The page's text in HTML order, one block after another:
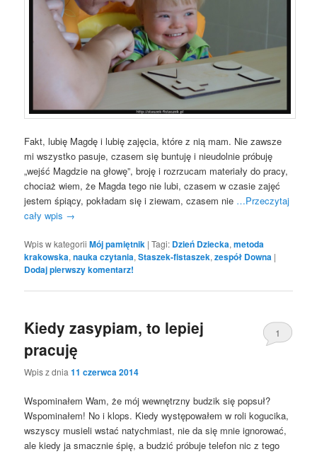
Fakt, lubię Magdę i lubię zajęcia, które z nią mam. Nie zawsze
mi wszystko pasuje, czasem się buntuję i nieudolnie próbuję
„wejść Magdzie na głowę”, broję i rozrzucam materiały do pracy,
chociaż wiem, że Magda tego nie lubi, czasem w czasie zajęć
jestem śpiący, pokładam się i ziewam, czasem nie …Przeczytaj
cały wpis →
Wpis w kategoriiMój pamiętnik |Tagi: Dzień Dziecka,metoda
krakowska,nauka czytania,Staszek-fistaszek,zespół Downa |
Dodaj pierwszy komentarz!
Kiedy zasypiam, to lepiej
pracuję
Wpis z dnia11 czerwca 2014
1
Wspominałem Wam, że mój wewnętrzny budzik się popsuł?
Wspominałem! No i klops. Kiedy występowałem w roli kogucika,
wszyscy musieli wstać natychmiast, nie da się mnie ignorować,
ale kiedy ja smacznie śpię, a budzić próbuje telefon nic z tego